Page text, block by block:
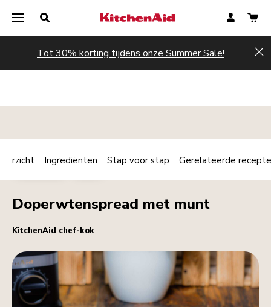
Tot 30% korting tijdens onze Summer Sale!
DIPSAUZEN KOUD Print
Share
Doperwtenspread met munt
KitchenAid chef-kok
Ingrediënten Stap voor stap Gerelateerde